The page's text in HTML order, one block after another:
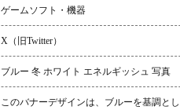
ゲームソフト・機器
X（旧Twitter）
ブルー 冬 ホワイト エネルギッシュ 写真
このバナーデザインは、ブルーを基調と